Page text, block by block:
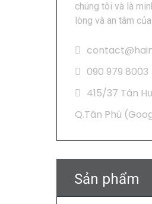
chúng tôi và là
lòng và an tâm
090 979 8003
415/37 Tân
Q.Tân Phú (
Sản phẩm